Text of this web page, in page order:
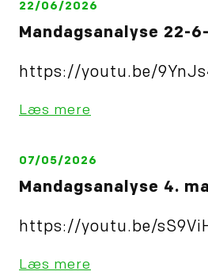
22/06/2026
Mandagsanalyse 22-
https://youtu.be/
Læs mere
07/05/2026
Mandagsanalyse 4.
https://youtu.be/
Læs mere